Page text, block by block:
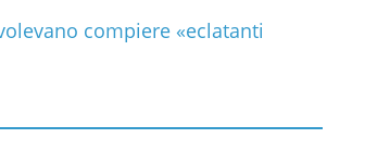
compiere «eclatanti